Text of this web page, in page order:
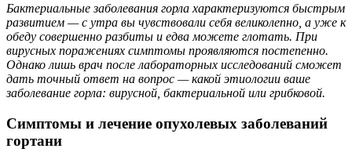
Бактериальные заболевания горла характеризуются быстрым
развитием — с утра вы чувствовали себя великолепно, а уже к
обеду совершенно разбиты и едва можете глотать. При
вирусных поражениях симптомы проявляются постепенно.
Однако лишь врач после лабораторных исследований сможет
дать точный ответ на вопрос — какой этиологии ваше
заболевание горла: вирусной, бактериальной или грибковой.
Симптомы и лечение опухолевых заболеваний
гортани